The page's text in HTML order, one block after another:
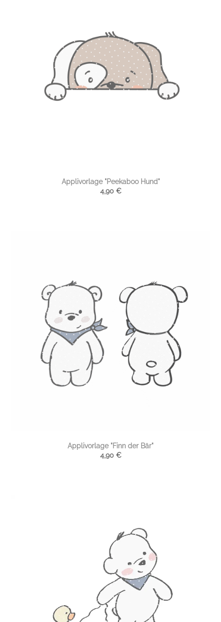
Applivorlage "Peekaboo Hund"
4,90 €
Applivorlage "Finn der Bär"
4,90 €